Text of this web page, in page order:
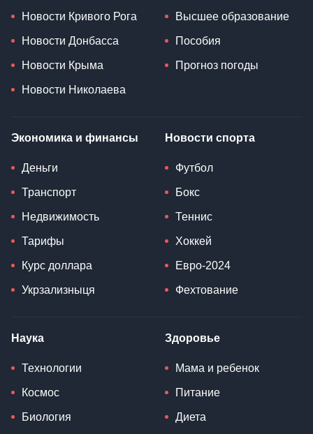
Новости Кривого Рога
Новости Донбасса
Новости Крыма
Новости Николаева
Высшее образование
Пособия
Прогноз погоды
Экономика и финансы
Деньги
Транспорт
Недвижимость
Тарифы
Курс доллара
Укрзализныця
Новости спорта
Футбол
Бокс
Теннис
Хоккей
Евро-2024
Фехтование
Наука
Технологии
Космос
Биология
Здоровье
Мама и ребенок
Питание
Диета